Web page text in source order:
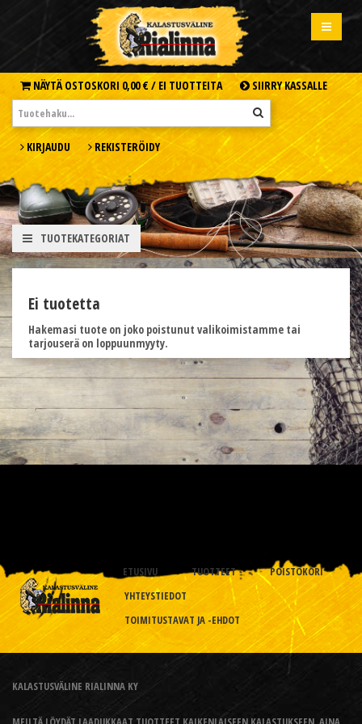
NÄYTÄ OSTOSKORI 0,00 € / EI TUOTTEITA SIIRRY KASSALLE
KIRJAUDU REKISTERÖIDY
TUOTEKATEGORIAT
Ei tuotetta
Hakemasi tuote on joko poistunut valikoimistamme tai
tarjouserä on loppuunmyyty.
ETUSIVU TUOTTEET
POISTOKORI
YHTEYSTIEDOT
TOIMITUSTAVAT JA -EHDOT
KALASTUSVÄLINE RIALINNA KY